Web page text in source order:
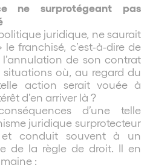
ne surprotégeant pas
juridique, ne saurait
franchisé, c’est-à-dire de
l’annulation de son contrat
où, au regard du
action serait vouée à
d’en arriver là ?
d’une telle
juridique surprotecteur
conduit souvent à un
de la règle de droit. Il en
: